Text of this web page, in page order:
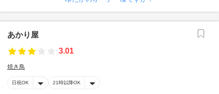
あかり屋
3.01
焼き鳥
日祝OK 21時以降OK